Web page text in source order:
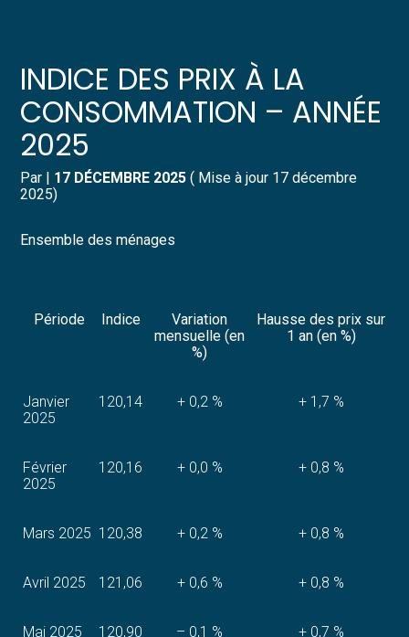
Gérer votre quotidien
Piloter votre entreprise
Développer votre entreprise
Construire votre patrimoine
Être prêt pour la facturation
Suivre votre comptabilité
Gérer vos ressources humaines
Dématérialiser vos documents
INDICE DES PRIX À LA
CONSOMMATION – ANNÉE
2025
Par | 17 DÉCEMBRE 2025 ( Mise à jour 17 décembre
2025)
Ensemble des ménages
Période Indice
Variation
mensuelle (en
%)
Hausse des prix sur
1 an (en %)
Janvier
2025
120,14 + 0,2 % + 1,7 %
Février
2025
120,16 + 0,0 % + 0,8 %
Mars 2025 120,38 + 0,2 % + 0,8 %
Avril 2025 121,06 + 0,6 % + 0,8 %
Mai 2025 120,90 – 0,1 % + 0,7 %